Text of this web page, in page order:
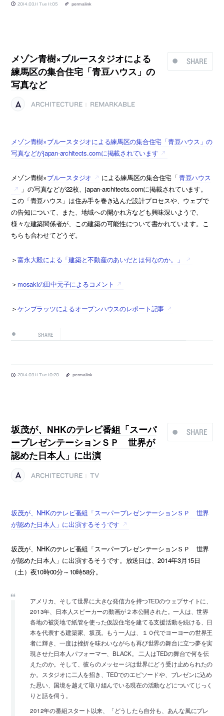
2014.03.11 Tue 11:05 permalink
SHARE
メゾン青樹×ブルースタジオによる
練馬区の集合住宅「青豆ハウス」の
写真など
ARCHITECTURE REMARKABLE
メゾン青樹×ブルースタジオによる練馬区の集合住宅「青豆ハウス」の
写真などがjapan-architects.comに掲載されています
メゾン青樹×ブルースタジオ による練馬区の集合住宅「青豆ハウス
」の写真などが22枚、japan-architects.comに掲載されています。
この「青豆ハウス」は住み手を巻き込んだ設計プロセスや、ウェブで
の告知について、また、地域への開かれ方なども興味深いようで、
様々な建築関係者が、この建築の可能性について書かれています。こ
ちらも合わせてどうぞ。
＞富永大毅による「建築と不動産のあいだとは何なのか。」
＞ mosakiの田中元子によるコメント
＞ケンプラッツによるオープンハウスのレポート記事
SHARE
2014.03.11 Tue 10:20 permalink
SHARE
坂茂が、NHKのテレビ番組「スーパ
ープレゼンテーションＳＰ 世界が
認めた日本人」に出演
ARCHITECTURE TV
坂茂が、NHKのテレビ番組「スーパープレゼンテーションＳＰ 世界
が認めた日本人」に出演するそうです
坂茂が、NHKのテレビ番組「スーパープレゼンテーションＳＰ 世界
が認めた日本人」に出演するそうです。放送日は、2014年3月15日
（土）夜10時00分～10時58分。
アメリカ、そして世界に大きな発信力を持つTEDのウェブサイトに、
2013年、日本人スピーカーの動画が２本公開された。一人は、世界
各地の被災地で紙管を使った仮設住宅を建てる支援活動を続ける、日
本を代表する建築家、坂茂。もう一人は、１０代でヨーヨーの世界王
者に輝き、一度は挫折を味わいながらも再び世界の舞台に立つ夢を実
現させた日本人パフォーマー、BLACK。 二人はTEDの舞台で何を伝
えたのか。そして、彼らのメッセージは世界にどう受け止められたの
か。スタジオに二人を招き、TEDでのエピソードや、プレゼンに込め
た思い、国境を越えて取り組んでいる現在の活動などについてじっく
りと話を伺う。
2012年の番組スタート以来、「どうしたら自分も、あんな風にプレ